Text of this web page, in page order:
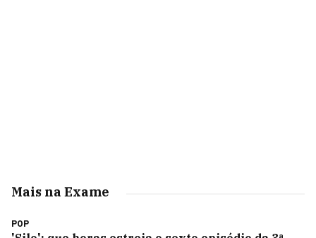
Mais na Exame
POP